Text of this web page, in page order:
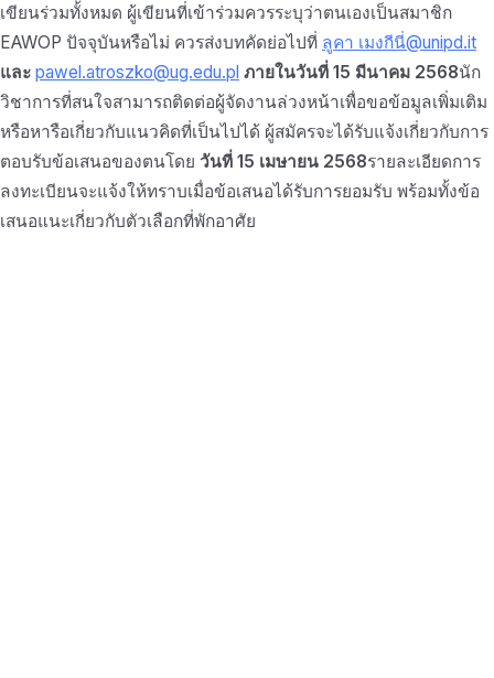
เขียนร่วมทั้งหมด ผู้เขียนที่เข้าร่วมควรระบุว่าตนเองเป็นสมาชิก
EAWOP ปัจจุบันหรือไม่ ควรส่งบทคัดย่อไปที่ ลูคา เมงกีนี่@unipd.it
และ pawel.atroszko@ug.edu.pl ภายในวันที่ 15 มีนาคม 2568นัก
วิชาการที่สนใจสามารถติดต่อผู้จัดงานล่วงหน้าเพื่อขอข้อมูลเพิ่มเติม
หรือหารือเกี่ยวกับแนวคิดที่เป็นไปได้ ผู้สมัครจะได้รับแจ้งเกี่ยวกับการ
ตอบรับข้อเสนอของตนโดย วันที่ 15 เมษายน 2568รายละเอียดการ
ลงทะเบียนจะแจ้งให้ทราบเมื่อข้อเสนอได้รับการยอมรับ พร้อมทั้งข้อ
เสนอแนะเกี่ยวกับตัวเลือกที่พักอาศัย